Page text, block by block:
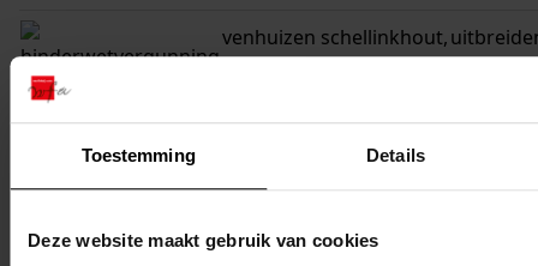
Toestemming Details
Deze website maakt gebruik van cookies
venhuizen schellinkhout,
...